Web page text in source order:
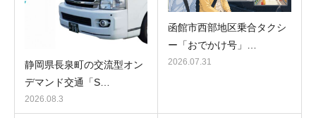
静岡県長泉町の交流型オン
デマンド交通「S…
2026.08.3
函館市西部地区乗合タクシ
ー「おでかけ号」…
2026.07.31